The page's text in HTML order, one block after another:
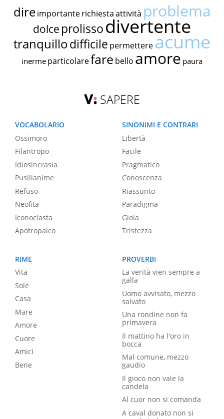
dire importante richiestaattività problema
dolce prolissodivertente
tranquillodifficile permettereacume
inerme particolarefare bello amore paura
SAPERE
VOCABOLARIO
Ossimoro
Filantropo
Idiosincrasia
Pusillanime
Refuso
Neofita
Iconoclasta
Apotropaico
SINONIMI E CONTRARI
Libertà
Facile
Pragmatico
Conoscenza
Riassunto
Paradigma
Gioia
Tristezza
RIME
Vita
Sole
Casa
Mare
Amore
Cuore
Amici
Bene
PROVERBI
La verità vien sempre a
galla
Uomo avvisato, mezzo
salvato
Una rondine non fa
primavera
Il mattino ha l'oro in
bocca
Mal comune, mezzo
gaudio
Il gioco non vale la
candela
Al cuor non si comanda
A caval donato non si